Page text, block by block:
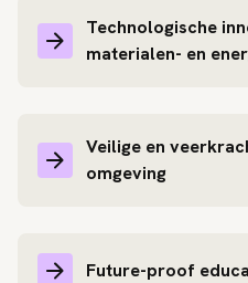
Technologische
materialen- en
Veilige en
omgeving
Future-proof